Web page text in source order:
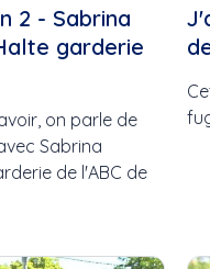
mon verre
derrière l'artiste
L'HUMAIN DERRIÈRE
boîte à chansons
Féérie de Noël
Médiathèque
2 - Sabrina
garderie
on parle de
Sabrina
de l'ABC de